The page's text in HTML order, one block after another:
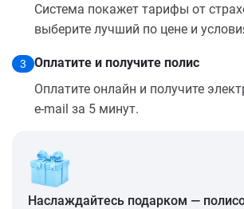
Система покажет тарифы от
выберите лучший по цене и
3
Оплатите и получите полис
Оплатите онлайн и получите
e-mail за 5 минут.
Наслаждайтесь подарком —